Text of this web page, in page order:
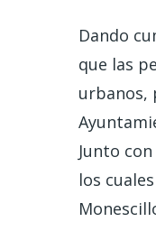
Dando
que las
urbanos,
Junto
los